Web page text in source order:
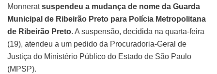
Monneratsuspendeu a mudança de nome da Guarda
Municipal de Ribeirão Preto para Polícia Metropolitana
de Ribeirão Preto. A suspensão, decidida na quarta-feira
(19), atendeu a um pedido da Procuradoria-Geral de
Justiça do Ministério Público do Estado de São Paulo
(MPSP).